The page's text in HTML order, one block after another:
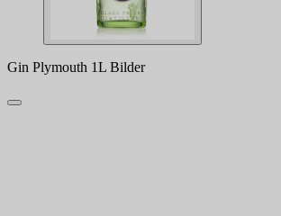
Gin Plymouth 1L Bilder